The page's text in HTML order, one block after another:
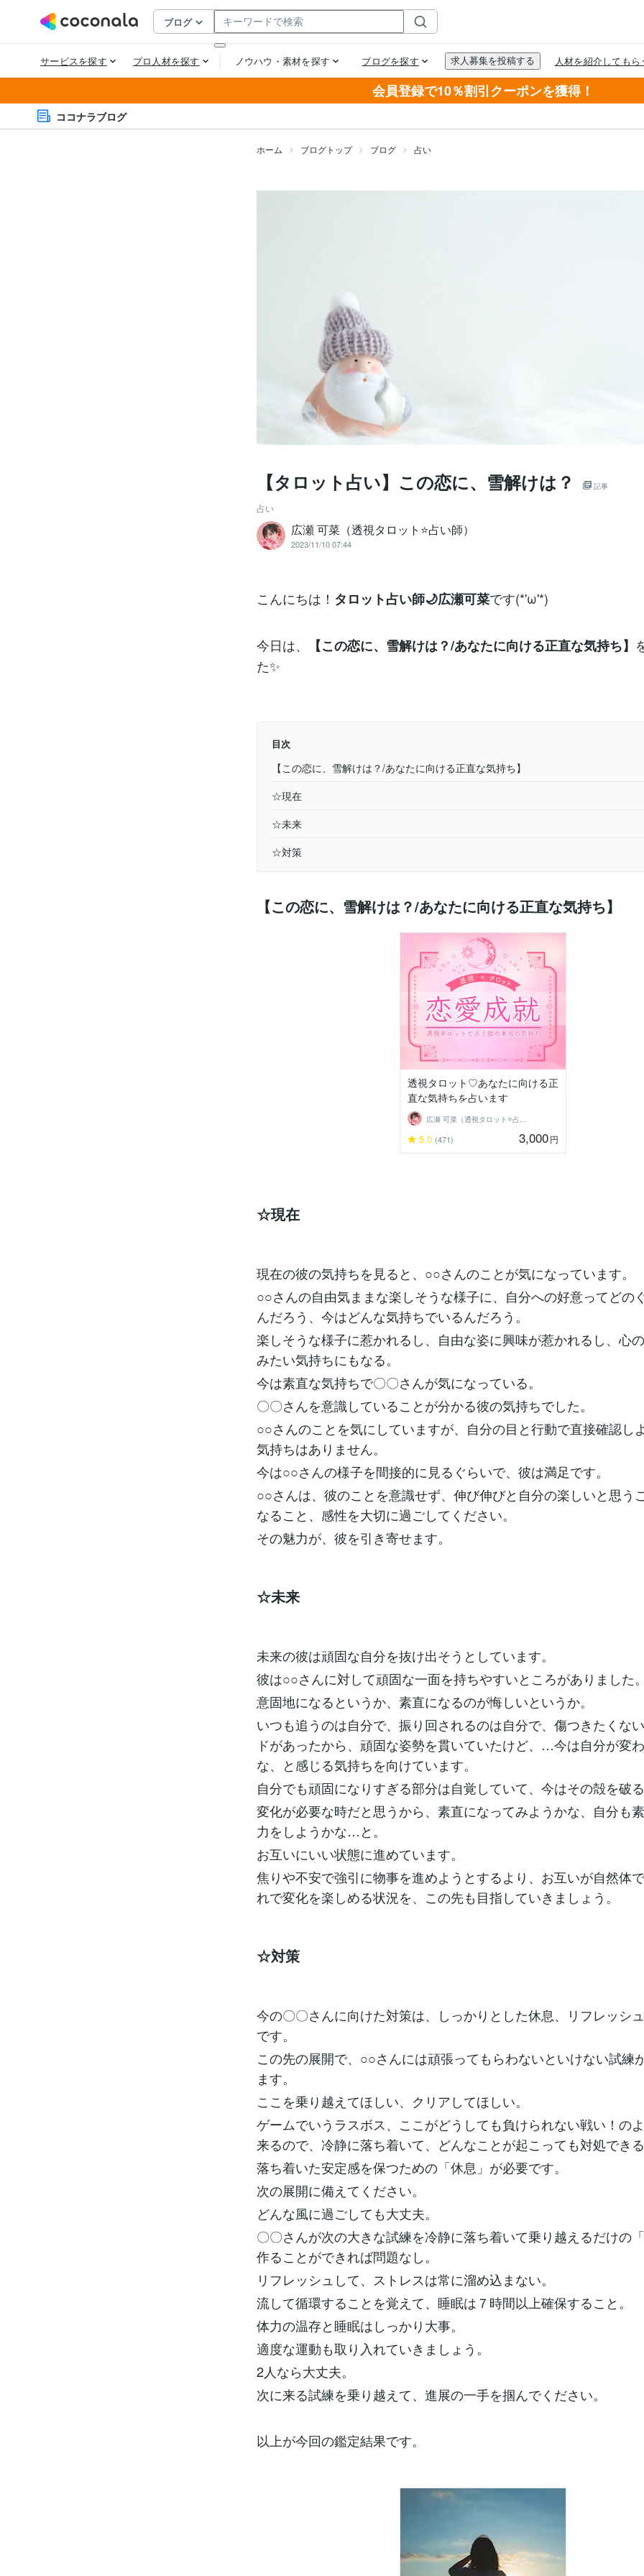
会員登録で10％割引クーポンを獲得！
ココナラブログ
ホーム ブログトップ ブログ 占い
【タロット占い】この恋に、雪解けは？ 記事
占い
広瀬 可菜（透視タロット⭐占い師）
2023/11/10 07:44
こんにちは！ タロット占い師🌙広瀬可菜です(*'ω'*)
今日は、 【この恋に、雪解けは？/あなたに向ける正直な気持ち】
た✨
目次
【この恋に、雪解けは？/あなたに向ける正直な気持ち】
☆現在
☆未来
☆対策
【この恋に、雪解けは？/あなたに向ける正直な気持ち】
透視タロット♡あなたに向ける正
直な気持ちを占います
広瀬 可菜（透視タロット⭐占い師）
5.0 (471) 3,000円
☆現在
現在の彼の気持ちを見ると、○○さんのことが気になっています。
○○さんの自由気ままな楽しそうな様子に、自分への好意ってどの
んだろう、今はどんな気持ちでいるんだろう。
楽しそうな様子に惹かれるし、自由な姿に興味が惹かれるし、心
みたい気持ちにもなる。
今は素直な気持ちで〇〇さんが気になっている。
〇〇さんを意識していることが分かる彼の気持ちでした。
○○さんのことを気にしていますが、自分の目と行動で直接確認し
気持ちはありません。
今は○○さんの様子を間接的に見るぐらいで、彼は満足です。
○○さんは、彼のことを意識せず、伸び伸びと自分の楽しいと思う
なること、感性を大切に過ごしてください。
その魅力が、彼を引き寄せます。
☆未来
未来の彼は頑固な自分を抜け出そうとしています。
彼は○○さんに対して頑固な一面を持ちやすいところがありました。
意固地になるというか、素直になるのが悔しいというか。
いつも追うのは自分で、振り回されるのは自分で、傷つきたくな
ドがあったから、頑固な姿勢を貫いていたけど、…今は自分が変
な、と感じる気持ちを向けています。
自分でも頑固になりすぎる部分は自覚していて、今はその殻を破る
変化が必要な時だと思うから、素直になってみようかな、自分も
力をしようかな…と。
お互いにいい状態に進めています。
焦りや不安で強引に物事を進めようとするより、お互いが自然体
れで変化を楽しめる状況を、この先も目指していきましょう。
☆対策
今の〇〇さんに向けた対策は、しっかりとした休息、リフレッシ
です。
この先の展開で、○○さんには頑張ってもらわないといけない試練
ます。
ここを乗り越えてほしい、クリアしてほしい。
ゲームでいうラスボス、ここがどうしても負けられない戦い！の
来るので、冷静に落ち着いて、どんなことが起こっても対処できる
落ち着いた安定感を保つための「休息」が必要です。
次の展開に備えてください。
どんな風に過ごしても大丈夫。
〇〇さんが次の大きな試練を冷静に落ち着いて乗り越えるだけの
作ることができれば問題なし。
リフレッシュして、ストレスは常に溜め込まない。
流して循環することを覚えて、睡眠は７時間以上確保すること。
体力の温存と睡眠はしっかり大事。
適度な運動も取り入れていきましょう。
2人なら大丈夫。
次に来る試練を乗り越えて、進展の一手を掴んでください。
以上が今回の鑑定結果です。